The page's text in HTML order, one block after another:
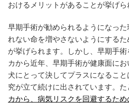
おけるメリットがあることが挙げら
早期手術が勧められるようになっ
れない命を増やさないようにする
が挙げられます。しかし、早期手
カから近年、早期手術が健康面に
犬にとって決してプラスになるこ
究が立て続けに出されています。
カから、病気リスクを回避するた